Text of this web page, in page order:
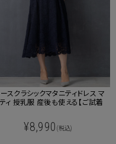
スクラシックマタニティドレス マ
ィ 授乳服 産後も使える【ご試着
¥8,990 (税込)